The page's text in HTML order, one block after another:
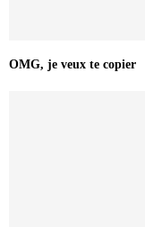
OMG, je veux te copier